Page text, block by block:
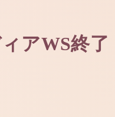
アWS終了